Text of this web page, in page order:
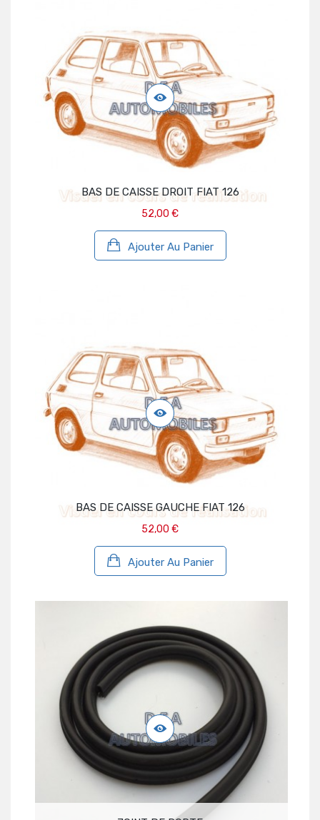
BAS DE CAISSE DROIT FIAT 126
52,00 €
Ajouter Au Panier
BAS DE CAISSE GAUCHE FIAT 126
52,00 €
Ajouter Au Panier